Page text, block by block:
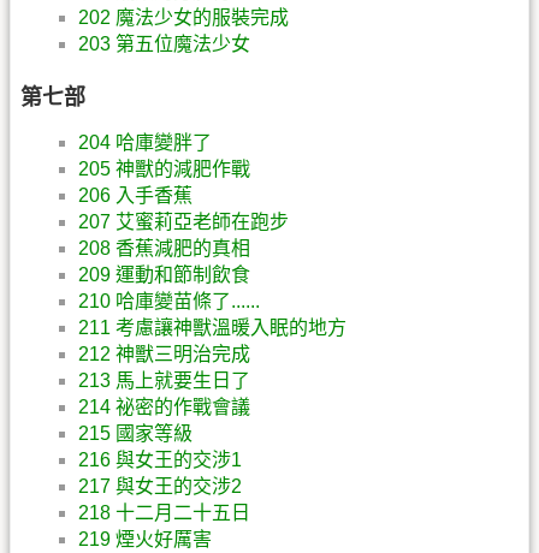
202 魔法少女的服裝完成
203 第五位魔法少女
第七部
204 哈庫變胖了
205 神獸的減肥作戰
206 入手香蕉
207 艾蜜莉亞老師在跑步
208 香蕉減肥的真相
209 運動和節制飲食
210 哈庫變苗條了......
211 考慮讓神獸溫暖入眠的地方
212 神獸三明治完成
213 馬上就要生日了
214 祕密的作戰會議
215 國家等級
216 與女王的交涉1
217 與女王的交涉2
218 十二月二十五日
219 煙火好厲害